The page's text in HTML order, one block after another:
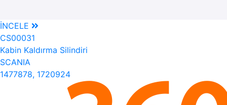
İNCELE
CS00031
Kabin Kaldırma Silindiri
SCANIA
1477878, 1720924